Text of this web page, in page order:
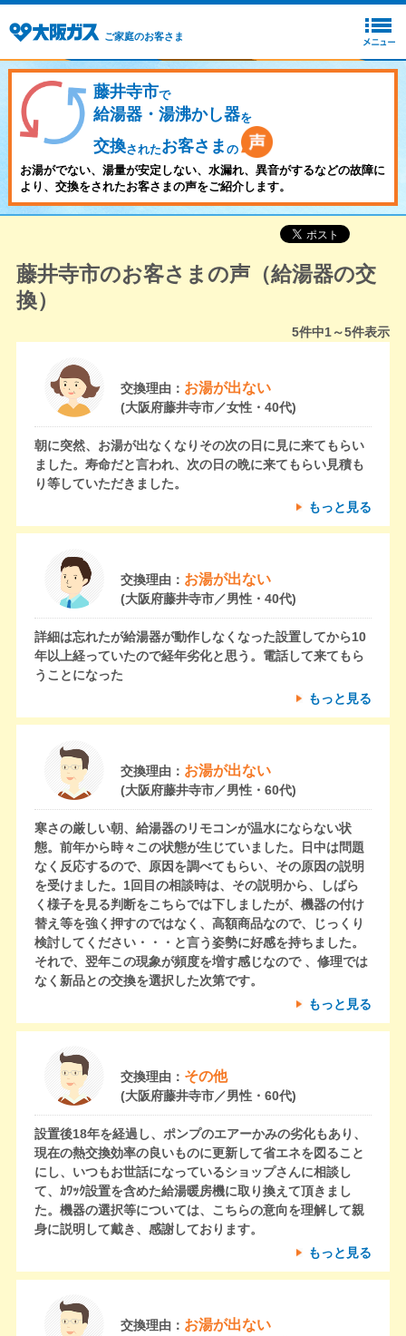
ご家庭のお客さま
藤井寺市で
給湯器・湯沸かし器を
交換されたお客さま の
お湯がでない、湯量が安定しない、水漏れ、異音がするなどの故障に
より、交換をされたお客さまの声をご紹介します。
藤井寺市のお客さまの声（給湯器の交
換）
5件中1～5件表示
交換理由： お湯が出ない
(大阪府藤井寺市／女性・40代)
朝に突然、お湯が出なくなりその次の日に見に来てもらい
ました。寿命だと言われ、次の日の晩に来てもらい見積も
り等していただきました。
もっと見る
交換理由： お湯が出ない
(大阪府藤井寺市／男性・40代)
詳細は忘れたが給湯器が動作しなくなった設置してから10
年以上経っていたので経年劣化と思う。電話して来てもら
うことになった
もっと見る
交換理由： お湯が出ない
(大阪府藤井寺市／男性・60代)
寒さの厳しい朝、給湯器のリモコンが温水にならない状
態。前年から時々この状態が生じていました。日中は問題
なく反応するので、原因を調べてもらい、その原因の説明
を受けました。1回目の相談時は、その説明から、しばら
く様子を見る判断をこちらでは下しましたが、機器の付け
替え等を強く押すのではなく、高額商品なので、じっくり
検討してください・・・と言う姿勢に好感を持ちました。
それで、翌年この現象が頻度を増す感じなので 、修理では
なく新品との交換を選択した次第です。
もっと見る
交換理由： その他
(大阪府藤井寺市／男性・60代)
設置後18年を経過し、ポンプのエアーかみの劣化もあり、
現在の熱交換効率の良いものに更新して省エネを図ること
にし、いつもお世話になっているショップさんに相談し
て、ｶﾜｯｸ設置を含めた給湯暖房機に取り換えて頂きまし
た。機器の選択等については、こちらの意向を理解して親
身に説明して戴き、感謝しております。
もっと見る
交換理由： お湯が出ない